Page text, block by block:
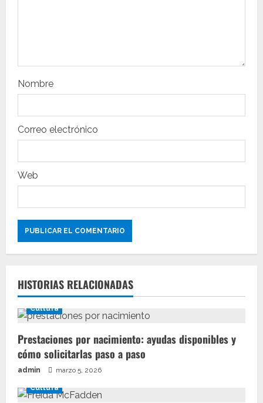
t
r
a
d
a
s
Nombre
Correo electrónico
Web
HISTORIAS RELACIONADAS
Cultura
Prestaciones por nacimiento: ayudas disponibles y
cómo solicitarlas paso a paso
admin marzo 5, 2026
Cultura